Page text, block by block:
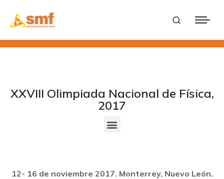
XXVIII Olimpiada Nacional de Física,
2017
12- 16 de noviembre 2017. Monterrey, Nuevo León.